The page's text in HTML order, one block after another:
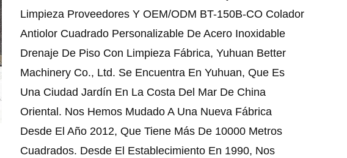
Limpieza Proveedores YOEM/ODM BT-150B-CO Colador
Antiolor Cuadrado Personalizable De Acero Inoxidable
Drenaje De Piso Con Limpieza Fábrica, Yuhuan Better
Machinery Co., Ltd. Se Encuentra En Yuhuan, Que Es
Una Ciudad Jardín En La Costa Del Mar De China
Oriental. Nos Hemos Mudado A Una Nueva Fábrica
Desde El Año 2012, Que Tiene Más De 10000 Metros
Cuadrados. Desde El Establecimiento En 1990, Nos